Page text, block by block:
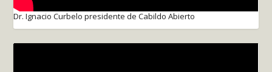
Dr. Ignacio Curbelo presidente de Cabildo Abierto